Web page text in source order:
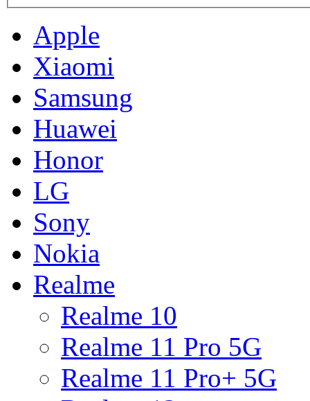
Apple
Xiaomi
Samsung
Huawei
Honor
LG
Sony
Nokia
Realme
Realme 10
Realme 11 Pro 5G
Realme 11 Pro+ 5G